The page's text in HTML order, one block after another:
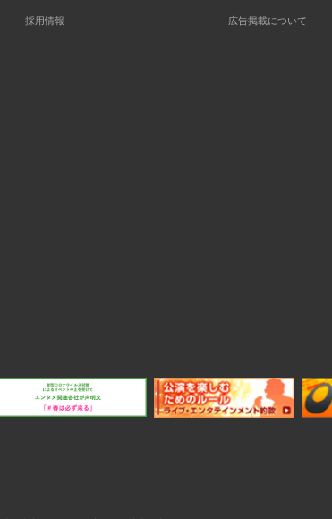
採用情報 広告掲載について